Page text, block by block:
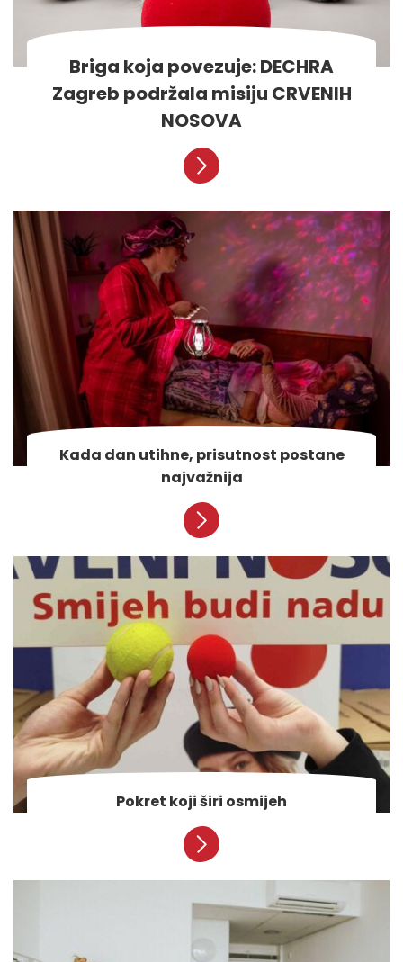
Briga koja povezuje: DECHRA
Zagreb podržala misiju CRVENIH
NOSOVA
Kada dan utihne, prisutnost postane
najvažnija
Pokret koji širi osmijeh